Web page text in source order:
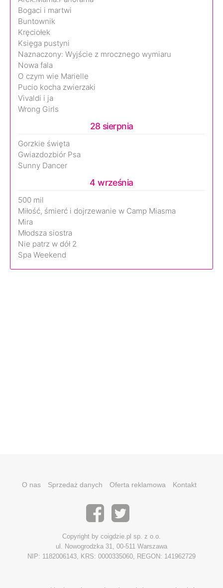
Bogaci i martwi
Buntownik
Kręciołek
Księga pustyni
Naznaczony: Wyjście z mrocznego wymiaru
Nowa fala
O czym wie Marielle
Pucio kocha zwierzaki
Vivaldi i ja
Wrong Girls
28 sierpnia
Gorzkie święta
Gwiazdozbiór Psa
Sunny Dancer
4 września
500 mil
Miłość, śmierć i dojrzewanie w Camp Miasma
Mira
Młodsza siostra
Nie patrz w dół 2
Spa Weekend
O nas Sprzedaż danych Oferta reklamowa Kontakt
Copyright by coigdzie.pl sp. z o.o.
ul. Nowogrodzka 31, 00-511 Warszawa
NIP: 1182006143, KRS: 0000335060, REGON: 141962729